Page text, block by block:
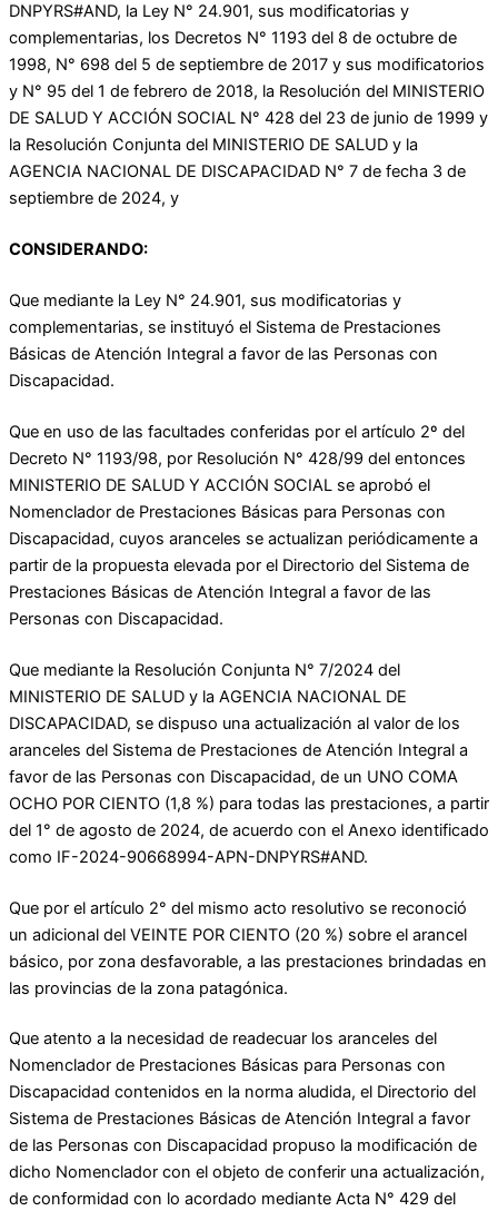
DNPYRS#AND, la Ley N° 24.901, sus modificatorias y
complementarias, los Decretos N° 1193 del 8 de octubre de
1998, N° 698 del 5 de septiembre de 2017 y sus modificatorios
y N° 95 del 1 de febrero de 2018, la Resolución del MINISTERIO
DE SALUD Y ACCIÓN SOCIAL N° 428 del 23 de junio de 1999 y
la Resolución Conjunta del MINISTERIO DE SALUD y la
AGENCIA NACIONAL DE DISCAPACIDAD N° 7 de fecha 3 de
septiembre de 2024, y
CONSIDERANDO:
Que mediante la Ley N° 24.901, sus modificatorias y
complementarias, se instituyó el Sistema de Prestaciones
Básicas de Atención Integral a favor de las Personas con
Discapacidad.
Que en uso de las facultades conferidas por el artículo 2º del
Decreto N° 1193/98, por Resolución N° 428/99 del entonces
MINISTERIO DE SALUD Y ACCIÓN SOCIAL se aprobó el
Nomenclador de Prestaciones Básicas para Personas con
Discapacidad, cuyos aranceles se actualizan periódicamente a
partir de la propuesta elevada por el Directorio del Sistema de
Prestaciones Básicas de Atención Integral a favor de las
Personas con Discapacidad.
Que mediante la Resolución Conjunta N° 7/2024 del
MINISTERIO DE SALUD y la AGENCIA NACIONAL DE
DISCAPACIDAD, se dispuso una actualización al valor de los
aranceles del Sistema de Prestaciones de Atención Integral a
favor de las Personas con Discapacidad, de un UNO COMA
OCHO POR CIENTO (1,8 %) para todas las prestaciones, a partir
del 1° de agosto de 2024, de acuerdo con el Anexo identificado
como IF-2024-90668994-APN-DNPYRS#AND.
Que por el artículo 2° del mismo acto resolutivo se reconoció
un adicional del VEINTE POR CIENTO (20 %) sobre el arancel
básico, por zona desfavorable, a las prestaciones brindadas en
las provincias de la zona patagónica.
Que atento a la necesidad de readecuar los aranceles del
Nomenclador de Prestaciones Básicas para Personas con
Discapacidad contenidos en la norma aludida, el Directorio del
Sistema de Prestaciones Básicas de Atención Integral a favor
de las Personas con Discapacidad propuso la modificación de
dicho Nomenclador con el objeto de conferir una actualización,
de conformidad con lo acordado mediante Acta N° 429 del